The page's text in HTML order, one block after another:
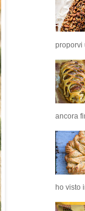
proporvi
ancora
ho visto